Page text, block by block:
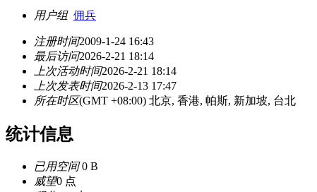
用户组 佣兵
注册时间2009-1-24 16:43
最后访问2026-2-21 18:14
上次活动时间2026-2-21 18:14
上次发表时间2026-2-13 17:47
所在时区(GMT +08:00) 北京, 香港, 帕斯, 新加坡, 台北
统计信息
已用空间0 B
威望0 点